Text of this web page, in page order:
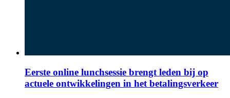
Eerste online lunchsessie brengt leden bij op
actuele ontwikkelingen in het betalingsverkeer